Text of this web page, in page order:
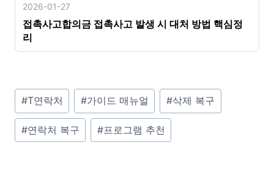
2026-01-27
접촉사고합의금 접촉사고 발생 시 대처 방법 핵심정
리
P
o
#T연락처 #가이드 매뉴얼 #삭제 복구
#연락처 복구 #프로그램 추천